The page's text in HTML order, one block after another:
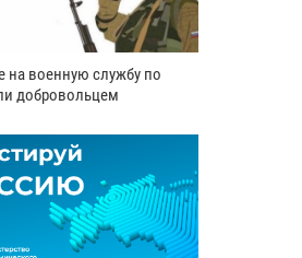
на военную службу по
добровольцем